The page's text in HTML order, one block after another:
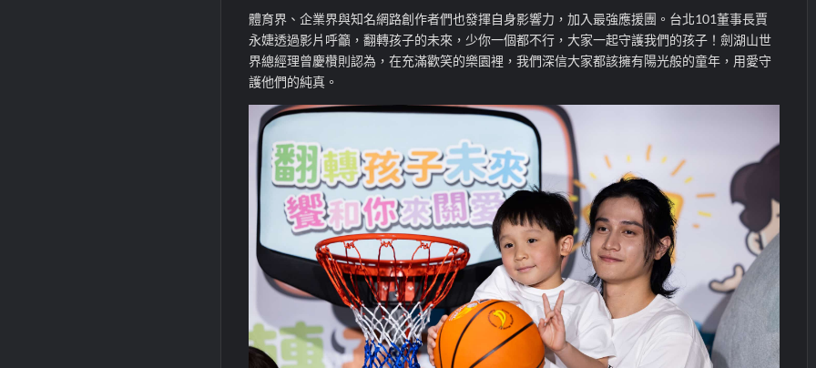
體育界、企業界與知名網路創作者們也發揮自身影響力，加入最強應援團。台北101董事長賈
永婕透過影片呼籲，翻轉孩子的未來，少你一個都不行，大家一起守護我們的孩子！劍湖山世
界總經理曾慶欑則認為，在充滿歡笑的樂園裡，我們深信大家都該擁有陽光般的童年，用愛守
護他們的純真。